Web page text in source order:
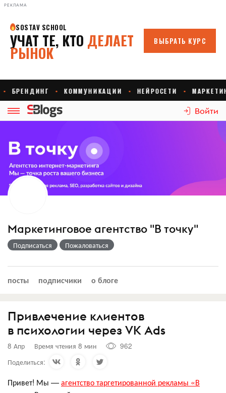
РЕКЛАМА
Войти
Маркетинговое агентство "В точку"
Подписаться Пожаловаться
посты подписчики о блоге
Привлечение клиентов
в психологии через VK Ads
8 Апр Время чтения 8 мин
962
Поделиться:
Привет! Мы —агентство таргетированной рекламы «В